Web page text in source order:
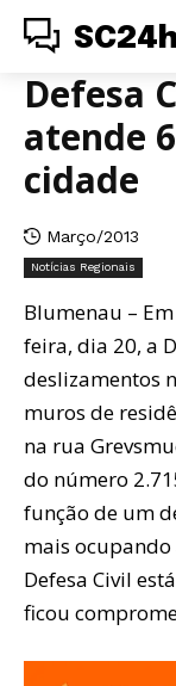
SC24h
Defesa
atende
cidade
Março/2013
Notícias Regionais
Blumenau –
feira, dia 20, a
deslizamentos
muros de
na rua
do número
função de um
mais ocupando
Defesa Civil
ficou